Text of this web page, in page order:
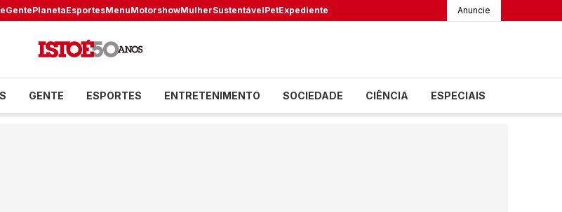
GentePlanetaEsportesMenuMotorshowMulherSustentávelPetExpediente Anuncie
GENTE ESPORTES ENTRETENIMENTO SOCIEDADE CIÊNCIA ESPECIAIS